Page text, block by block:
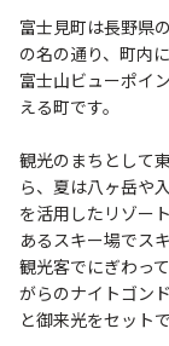
富士見町は長野県
の名の通り、町内
富士山ビューポイ
える町です。
観光のまちとして
ら、夏は八ヶ岳や
を活用したリゾー
あるスキー場でス
観光客でにぎわっ
がらのナイトゴン
と御来光をセット